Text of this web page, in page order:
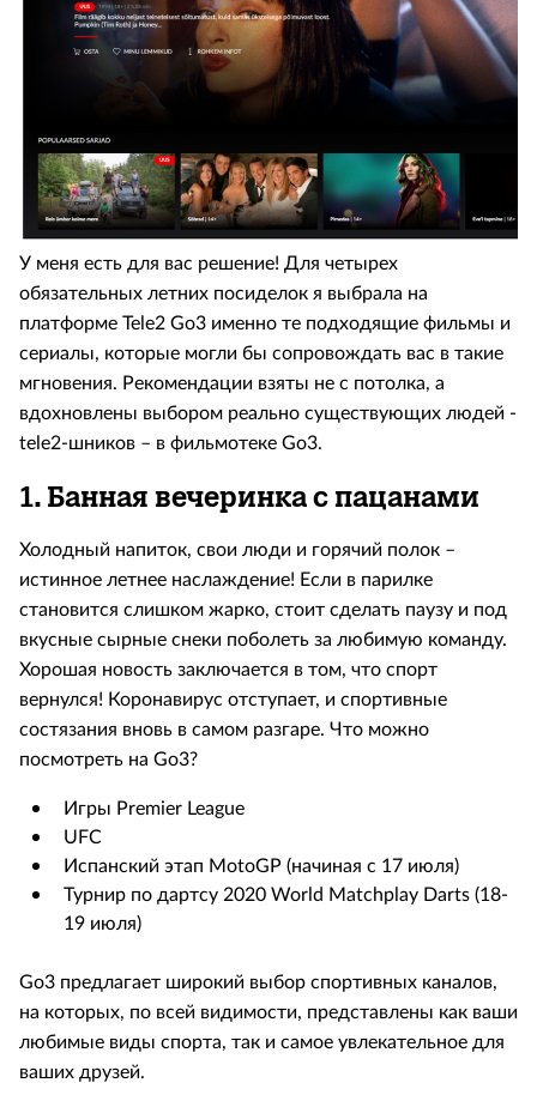
У меня есть для вас решение! Для четырех
обязательных летних посиделок я выбрала на
платформе Tele2 Go3 именно те подходящие фильмы и
сериалы, которые могли бы сопровождать вас в такие
мгновения. Рекомендации взяты не с потолка, а
вдохновлены выбором реально существующих людей -
tele2-шников – в фильмотеке Go3.
1. Банная вечеринка с пацанами
Холодный напиток, свои люди и горячий полок –
истинное летнее наслаждение! Если в парилке
становится слишком жарко, стоит сделать паузу и под
вкусные сырные снеки поболеть за любимую команду.
Хорошая новость заключается в том, что спорт
вернулся! Коронавирус отступает, и спортивные
состязания вновь в самом разгаре. Что можно
посмотреть на Go3?
Игры Premier League
UFC
Испанский этап MotoGP (начиная с 17 июля)
Турнир по дартсу 2020 World Matchplay Darts (18-
19 июля)
Go3 предлагает широкий выбор спортивных каналов,
на которых, по всей видимости, представлены как ваши
любимые виды спорта, так и самое увлекательное для
ваших друзей.